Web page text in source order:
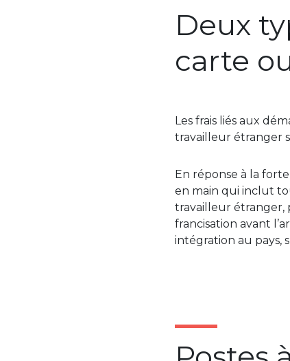
Deux
carte
Les frais liés aux
travailleur étranger
En réponse à la
en main qui inclut
travailleur étranger,
francisation avant
intégration au pays,